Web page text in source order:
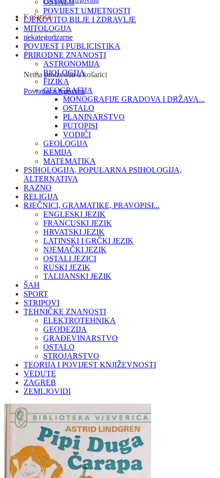
Košarica
Nema proizvoda u košarici
Povratak u trgovinu
OSTALO
POVIJEST UMJETNOSTI
LJEKOVITO BILJE I ZDRAVLJE
MITOLOGIJA
nekategorizarne
POVIJEST I PUBLICISTIKA
PRIRODNE ZNANOSTI
ASTRONOMIJA
BIOLOGIJA
FIZIKA
GEOGRAFIJA
MONOGRAFIJE GRADOVA I DRŽAVA...
OSTALO
PLANINARSTVO
PUTOPISI
VODIČI
GEOLOGIJA
KEMIJA
MATEMATIKA
PSIHOLOGIJA, POPULARNA PSIHOLOGIJA,
ALTERNATIVA
RAZNO
RELIGIJA
RJEČNICI, GRAMATIKE, PRAVOPISI...
ENGLESKI JEZIK
FRANCUSKI JEZIK
HRVATSKI JEZIK
LATINSKI I GRČKI JEZIK
NJEMAČKI JEZIK
OSTALI JEZICI
RUSKI JEZIK
TALIJANSKI JEZIK
ŠAH
SPORT
STRIPOVI
TEHNIČKE ZNANOSTI
ELEKTROTEHNIKA
GEODEZIJA
GRAĐEVINARSTVO
OSTALO
STROJARSTVO
TEORIJA I POVIJEST KNJIŽEVNOSTI
VEDUTE
ZAGREB
ZEMLJOVIDI